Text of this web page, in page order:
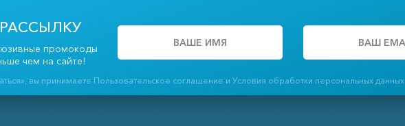
промокоды
чем на сайте!
вы принимаете Пользовательское соглашение и Условия обработки персональных данных